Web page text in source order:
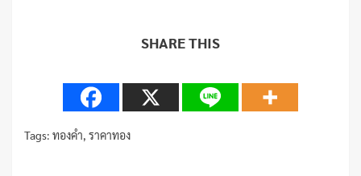
SHARE THIS
Tags: ทองคำ, ราคาทอง